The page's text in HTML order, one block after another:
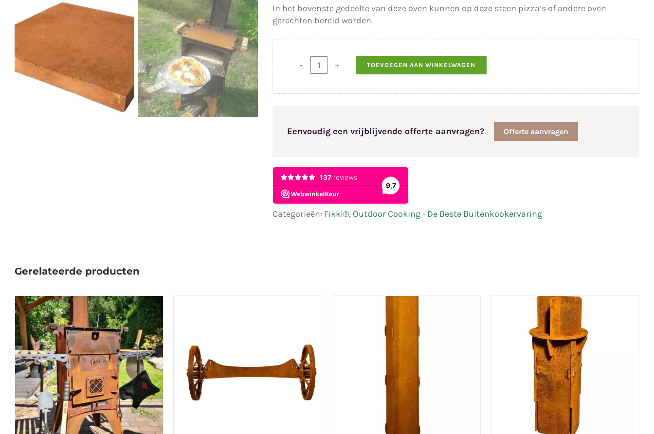
In het bovenste gedeelte van deze oven kunnen op deze steen pizza’s of andere oven
gerechten bereid worden.
Fikki®
Steen
30
cm
aantal
TOEVOEGEN AAN WINKELWAGEN
Eenvoudig een vrijblijvende offerte aanvragen? Offerte aanvragen
Categorieën: Fikki®, Outdoor Cooking - De Beste Buitenkookervaring
Gerelateerde producten